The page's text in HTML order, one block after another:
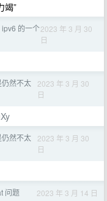
竭”
的一个2023 年 3 月 30
日
然不太
2023 年 3 月 30
日
然不太
2023 年 3 月 30
日
问题 2023 年 3 月 14 日